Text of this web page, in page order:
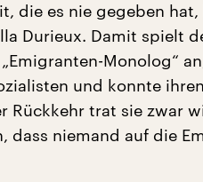
die es nie gegeben
Durieux. Damit spielt
Monolog“
und konnte
Rückkehr trat sie zwar
dass niemand auf die